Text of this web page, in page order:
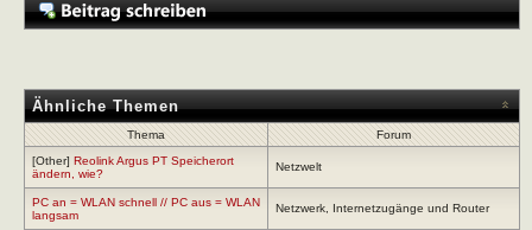
Ähnliche Themen
Thema
Forum
[Other] Reolink Argus PT Speicherort
ändern, wie?
Netzwelt
PC an = WLAN schnell // PC aus = WLAN
langsam
Netzwerk, Internetzugänge und Router